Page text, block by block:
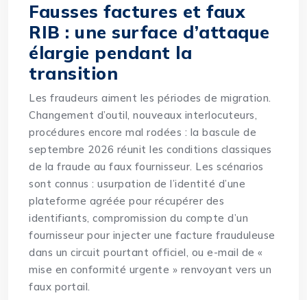
Fausses factures et faux
RIB : une surface d’attaque
élargie pendant la
transition
Les fraudeurs aiment les périodes de migration.
Changement d’outil, nouveaux interlocuteurs,
procédures encore mal rodées : la bascule de
septembre 2026 réunit les conditions classiques
de la fraude au faux fournisseur. Les scénarios
sont connus : usurpation de l’identité d’une
plateforme agréée pour récupérer des
identifiants, compromission du compte d’un
fournisseur pour injecter une facture frauduleuse
dans un circuit pourtant officiel, ou e-mail de «
mise en conformité urgente » renvoyant vers un
faux portail.